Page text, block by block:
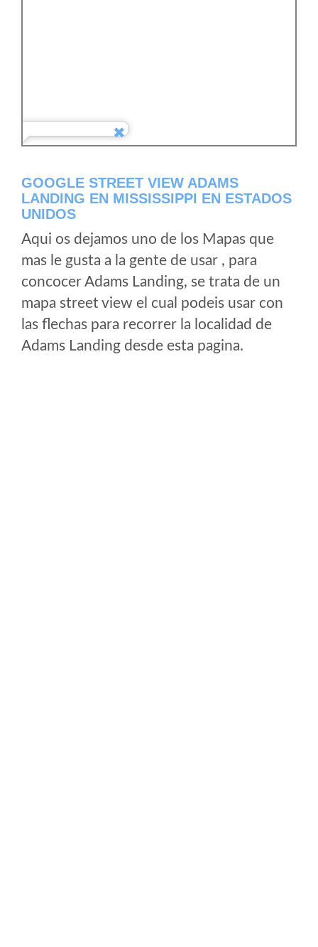
GOOGLE STREET VIEW ADAMS
LANDING EN MISSISSIPPI EN ESTADOS
UNIDOS
Aqui os dejamos uno de los Mapas que
mas le gusta a la gente de usar , para
concocer Adams Landing, se trata de un
mapa street view el cual podeis usar con
las flechas para recorrer la localidad de
Adams Landing desde esta pagina.